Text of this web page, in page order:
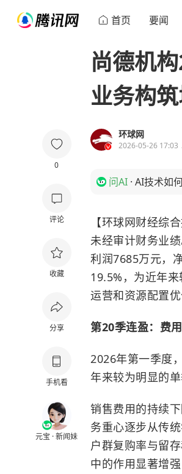
首页 要闻
0
评论
收藏
分享
手机看
元宝 · 新闻妹
尚德机
业务构
环球网
2026-05-26 17:03
问AI · AI技术如
【环球网财经综
未经审计财务业
利润7685万元，
19.5%，为近年
运营和资源配置
第20季连盈：费
2026年第一季度
年来较为明显的单
销售费用的持续
务重心逐步从传
户群复购率与留
中的作用显著增